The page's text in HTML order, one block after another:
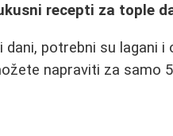
recepti za tople
dani, potrebni su lagani
napraviti za samo